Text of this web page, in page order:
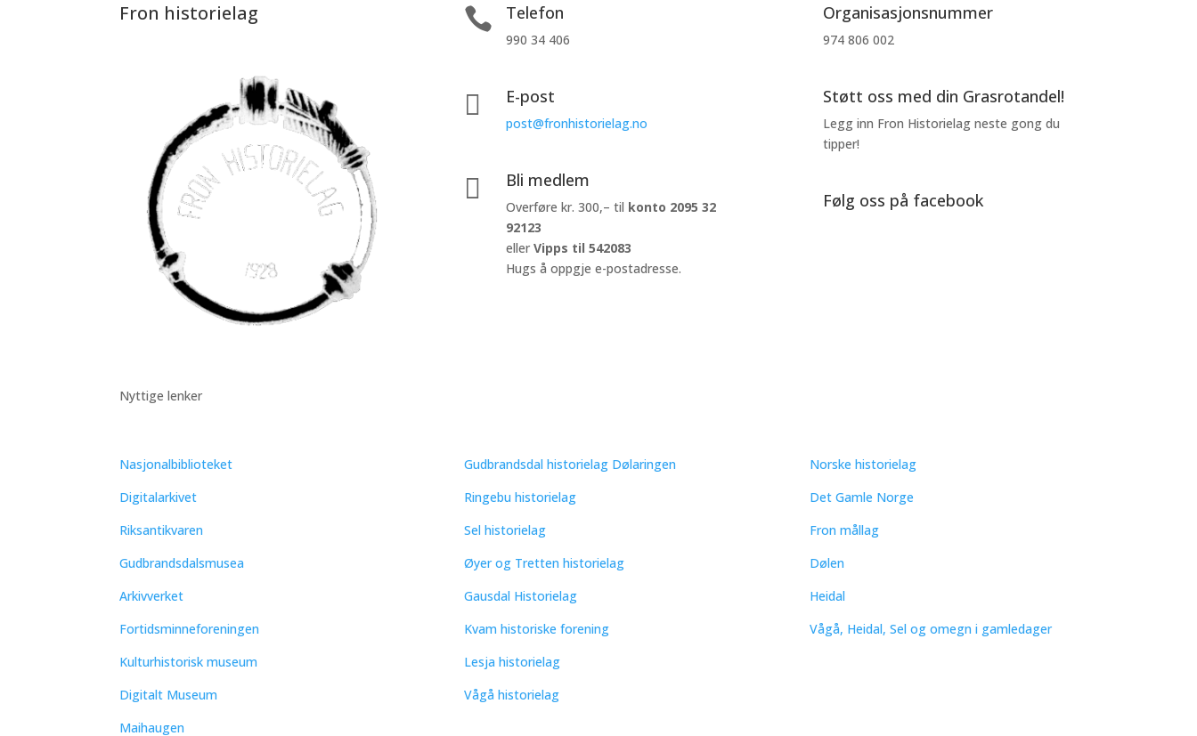
Fron historielag  Telefon
990 34 406
 E-post
post@fronhistorielag.no
 Bli medlem
Overføre kr. 300,– til konto 2095 32
92123
ellerVipps til 542083
Hugs å oppgje e-postadresse.
Organisasjonsnummer
974 806 002
Støtt oss med din Grasrotandel!
Legg inn Fron Historielag neste gong du
tipper!
Følg oss på facebook
Nyttige lenker
Nasjonalbiblioteket
Digitalarkivet
Riksantikvaren
Gudbrandsdalsmusea
Arkivverket
Fortidsminneforeningen
Kulturhistorisk museum
Digitalt Museum
Maihaugen
Gudbrandsdal historielag Dølaringen
Ringebu historielag
Sel historielag
Øyer og Tretten historielag
Gausdal Historielag
Kvam historiske forening
Lesja historielag
Vågå historielag
Norske historielag
Det Gamle Norge
Fron mållag
Dølen
Heidal
Vågå, Heidal, Sel og omegn i gamledager